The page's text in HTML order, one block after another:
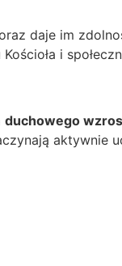
daje im
i
duchowego
aktywnie